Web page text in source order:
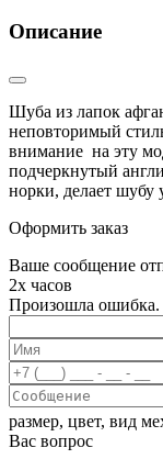
Описание
Шуба из лапок
неповторимый
внимание на эту
подчеркнутый
норки, делает шубу
Оформить заказ
Ваше сообщение
2х часов
Произошла ошибка.
размер, цвет, вид
Вас вопрос